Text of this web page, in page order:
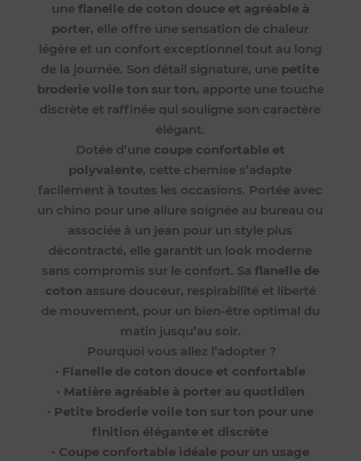
une flanelle de coton douce et agréable à
porter, elle offre une sensation de chaleur
légère et un confort exceptionnel tout au long
de la journée. Son détail signature, une petite
broderie voile ton sur ton, apporte une touche
discrète et raffinée qui souligne son caractère
élégant.
Dotée d’une coupe confortable et
polyvalente, cette chemise s’adapte
facilement à toutes les occasions. Portée avec
un chino pour une allure soignée au bureau ou
associée à un jean pour un style plus
décontracté, elle garantit un look moderne
sans compromis sur le confort. Sa flanelle de
coton assure douceur, respirabilité et liberté
de mouvement, pour un bien-être optimal du
matin jusqu’au soir.
Pourquoi vous allez l’adopter ?
• Flanelle de coton douce et confortable
• Matière agréable à porter au quotidien
• Petite broderie voile ton sur ton pour une
finition élégante et discrète
• Coupe confortable idéale pour un usage